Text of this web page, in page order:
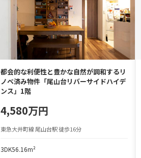
都会的な利便性と豊かな自然が調和するリ
ノベ済み物件「尾山台リバーサイドハイデ
ンス」1階
4,580万円
東急大井町線 尾山台駅 徒歩16分
3DK56.16m²